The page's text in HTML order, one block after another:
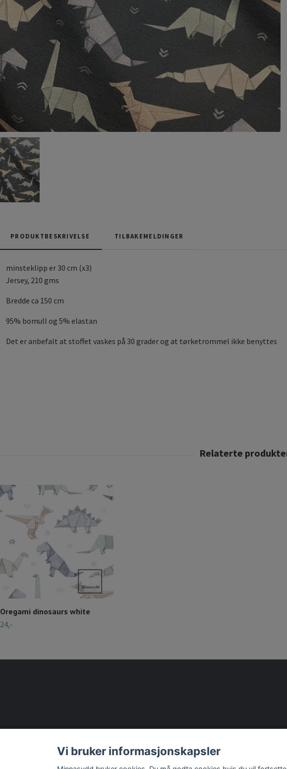
PRODUKTBESKRIVELSE TILBAKEMELDINGER
minsteklipp er 30 cm (x3)
Jersey, 210 gms
Bredde ca 150 cm
95% bomull og 5% elastan
Det er anbefalt at stoffet vaskes på 30 grader og at tørketrommel ikke benyttes
Oregami dinosaurs white
24,-
Vi bruker informasjonskapsler